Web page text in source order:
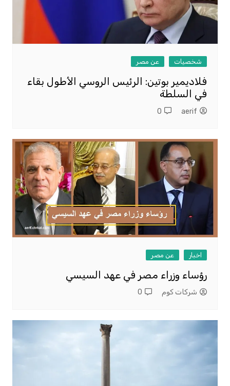
شخصيات عن مصر
فلاديمير بوتين: الرئيس الروسي الأطول بقاء
في السلطة
aerif
0
اخبار عن مصر
رؤساء وزراء مصر في عهد السيسي
شركات كوم 0